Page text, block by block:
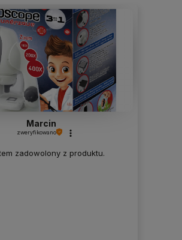
Marcin
zweryfikowano
zadowolony z produktu.